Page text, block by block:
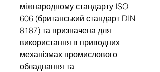
міжнародному стандарту ISO
606 (британський стандарт DIN
8187) та призначена для
використання в приводних
механізмах промислового
обладнання та